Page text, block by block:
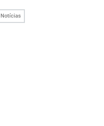
Notícias